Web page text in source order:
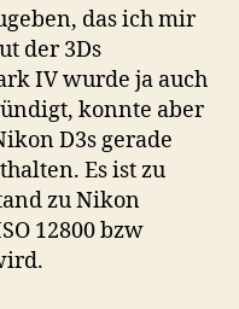
das ich mir
der 3Ds
IV wurde ja auch
konnte aber
D3s gerade
Es ist zu
zu Nikon
12800 bzw